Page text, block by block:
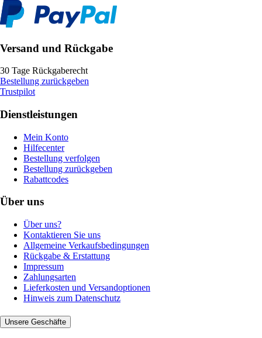
Versand und Rückgabe
30 Tage Rückgaberecht
Bestellung zurückgeben
Trustpilot
Dienstleistungen
Mein Konto
Hilfecenter
Bestellung verfolgen
Bestellung zurückgeben
Rabattcodes
Über uns
Über uns?
Kontaktieren Sie uns
Allgemeine Verkaufsbedingungen
Rückgabe & Erstattung
Impressum
Zahlungsarten
Lieferkosten und Versandoptionen
Hinweis zum Datenschutz
Unsere Geschäfte